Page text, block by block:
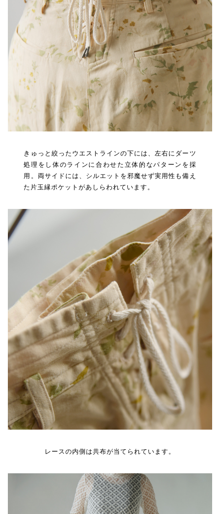
きゅっと絞ったウエストラインの下には、左右にダーツ
処理をし体のラインに合わせた立体的なパターンを採
用。両サイドには、シルエットを邪魔せず実用性も備え
た片玉縁ポケットがあしらわれています。
レースの内側は共布が当てられています。